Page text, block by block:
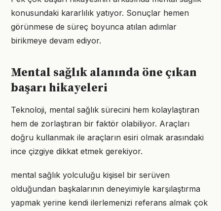
konusundaki kararlılık yatıyor. Sonuçlar hemen
görünmese de süreç boyunca atılan adımlar
birikmeye devam ediyor.
Mental sağlık alanında öne çıkan
başarı hikayeleri
Teknoloji, mental sağlık sürecini hem kolaylaştıran
hem de zorlaştıran bir faktör olabiliyor. Araçları
doğru kullanmak ile araçların esiri olmak arasındaki
ince çizgiye dikkat etmek gerekiyor.
mental sağlık yolculuğu kişisel bir serüven
olduğundan başkalarının deneyimiyle karşılaştırma
yapmak yerine kendi ilerlemenizi referans almak çok